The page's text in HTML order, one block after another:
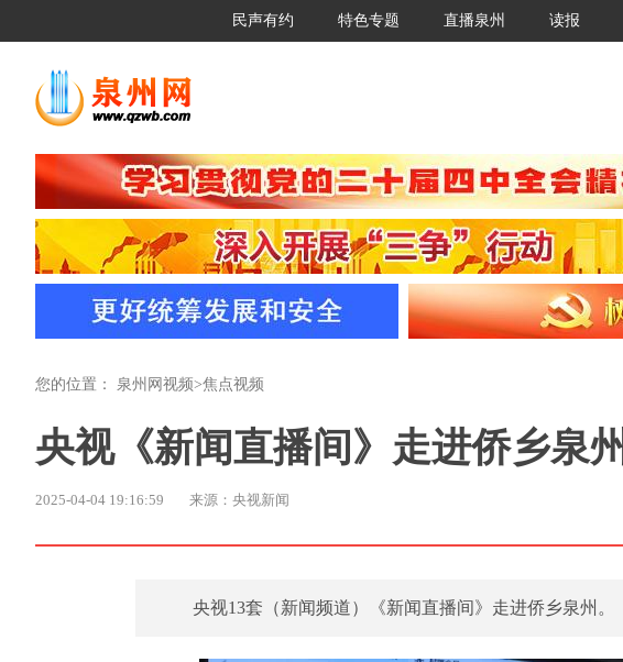
民声有约 特色专题 直播泉州 读报
您的位置： 泉州网视频>焦点视频
央视《新闻直播间》走进侨乡泉州
2025-04-04 19:16:59 来源：央视新闻
​央视13套（新闻频道）《新闻直播间》走进侨乡泉州。